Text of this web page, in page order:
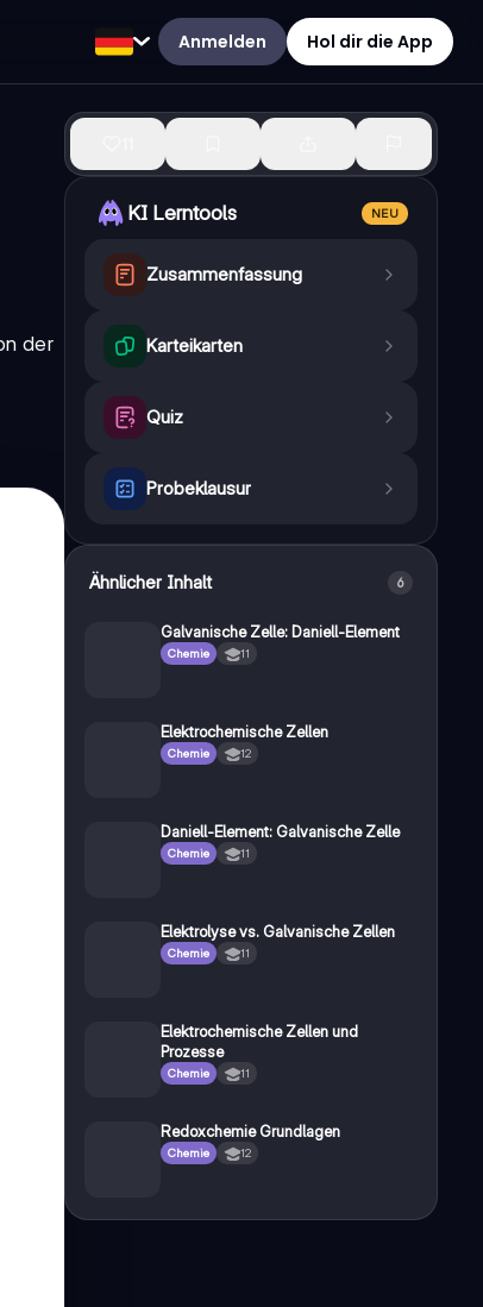
Anmelden Hol dir die App
der
KI Lerntools NEU
Zusammenfassung
Karteikarten
Quiz
Probeklausur
Ähnlicher Inhalt 6
Galvanische Zelle: Daniell-Element
Chemie 11
Elektrochemische Zellen
Chemie 12
Daniell-Element: Galvanische Zelle
Chemie 11
Elektrolyse vs. Galvanische Zellen
Chemie 11
Elektrochemische Zellen und
Prozesse
Chemie 11
Redoxchemie Grundlagen
Chemie 12